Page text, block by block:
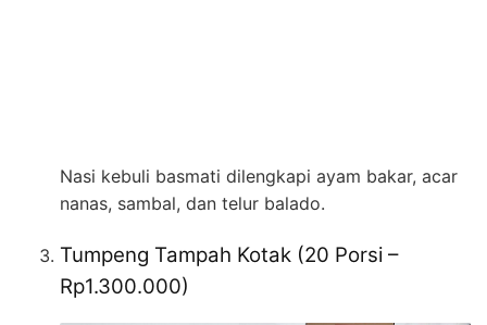
Nasi kebuli basmati dilengkapi ayam bakar, acar
nanas, sambal, dan telur balado.
Tumpeng Tampah Kotak (20 Porsi –
Rp1.300.000)